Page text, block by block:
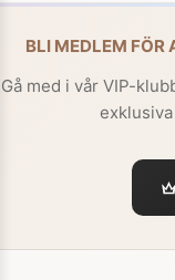
BLI MEDLEM FÖR
Gå med i vår VIP-